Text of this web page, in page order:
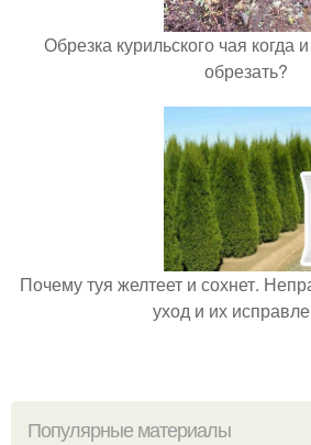
Обрезка курильского чая когда
обрезать?
Почему туя желтеет и сохнет.
уход и их
Популярные материалы